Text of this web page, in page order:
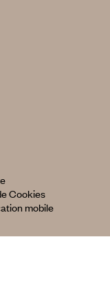
Cookies
mobile